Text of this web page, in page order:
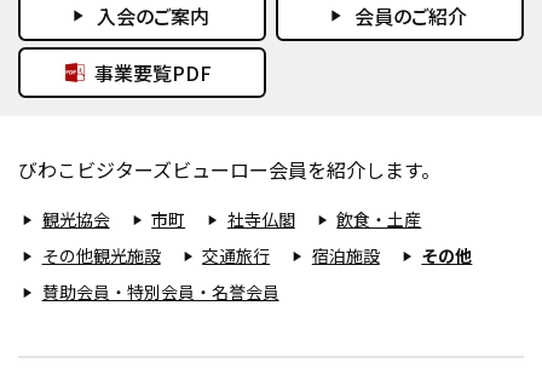
play_arrow 入会のご案内 play_arrow
会員のご紹介
事業要覧PDF
びわこビジターズビューロー会員を紹介します。
play_arrow 観光協会 play_arrow 市町 play_arrow 社寺仏閣 play_arrow 飲食・土産
play_arrow その他観光施設 play_arrow 交通旅行 play_arrow 宿泊施設 play_arrow その他
play_arrow 賛助会員・特別会員・名誉会員